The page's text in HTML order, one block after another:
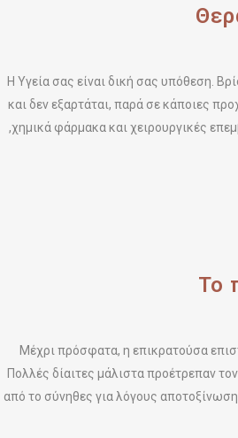
Η Υγεία σας είναι δική σας υπόθεση.
και δεν εξαρτάται, παρά σε κάποιες
,χημικά φάρμακα και χειρουργικές
Το
Μέχρι πρόσφατα, η επικρατούσα
Πολλές δίαιτες μάλιστα προέτρεπαν
από το σύνηθες για λόγους